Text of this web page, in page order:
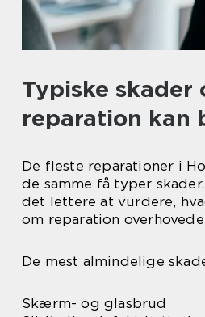
Typiske skader
reparation kan
De fleste reparationer i
de samme få typer
det lettere at vurdere,
om reparation
De mest almindelige
Skærm- og glasbrud